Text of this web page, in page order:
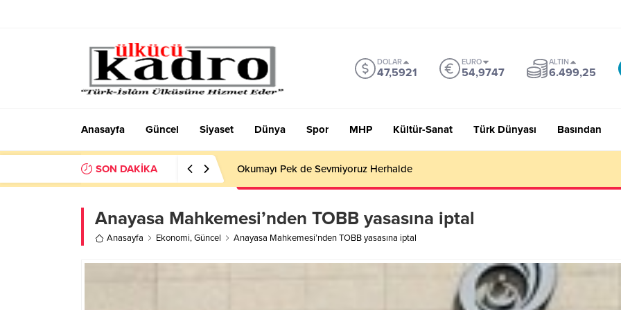
DOLAR
47,5921
EURO
54,9747
ALTIN
6.499,25
Anasayfa Güncel Siyaset Dünya Spor MHP Kültür-Sanat Türk Dünyası Basından
SON DAKİKA Okumayı Pek de Sevmiyoruz Herhalde
Anayasa Mahkemesi’nden TOBB yasasına iptal
Anasayfa Ekonomi,Güncel Anayasa Mahkemesi’nden TOBB yasasına iptal